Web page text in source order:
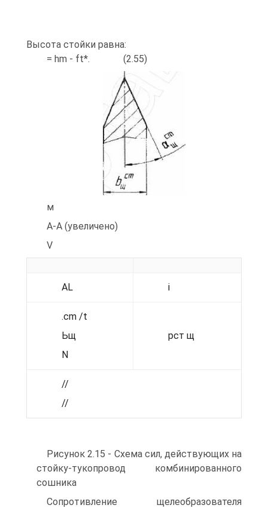
Высота стойки равна:
= hm - ft*. (2.55)
м
А-А (увеличено)
V
AL i
.cm /t
Ьщ
N
рст щ
//
//
Рисунок 2.15 - Схема сил, действующих на
стойку-тукопровод комбинированного
сошника
Сопротивление щелеобразователя